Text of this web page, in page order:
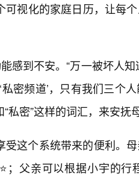
视化的家庭日历，让每
感到不安。“万一被坏人
密频道’，只有我们三个
私密”这样的词汇，来安抚
受这个系统带来的便利。
；父亲可以根据小宇的